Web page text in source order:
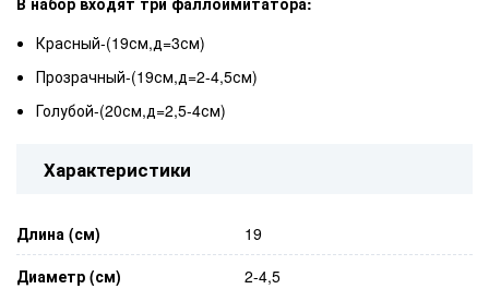
Красный-(19см,д=3см)
Прозрачный-(19см,д=2-4,5см)
Голубой-(20см,д=2,5-4см)
Характеристики
Длина (см)
19
Диаметр (см)
2-4,5